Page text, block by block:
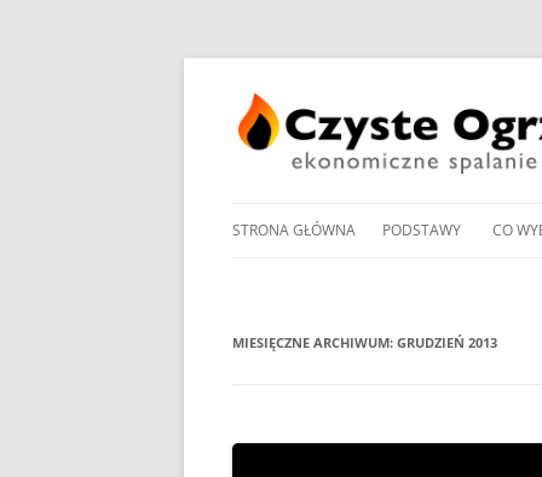
STRONA GŁÓWNA PODSTAWY CO
MIESIĘCZNE ARCHIWUM: GRUDZIEŃ 2013